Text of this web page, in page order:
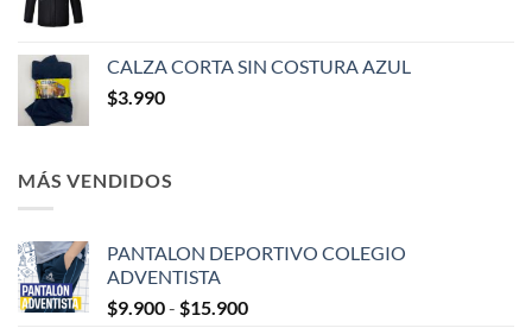
CALZA CORTA SIN COSTURA AZUL
$3.990
MÁS VENDIDOS
PANTALON DEPORTIVO COLEGIO
ADVENTISTA
$9.900- $15.900Rango